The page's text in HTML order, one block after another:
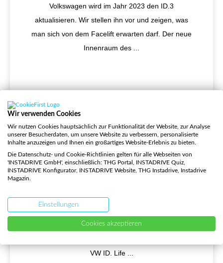
Volkswagen wird im Jahr 2023 den ID.3
aktualisieren. Wir stellen ihn vor und zeigen, was
man sich von dem Facelift erwarten darf. Der neue
Innenraum des
VW ID. Life, Cupra UrbanRebel, Škoda Citigo-
Nachfolger, Modellnamen VW, Cupra und Škoda, VW
VW ID. Life
Wir verwenden Cookies
Wir nutzen Cookies hauptsächlich zur Funktionalität der Website, zur Analyse
unserer Besucherdaten, um unsere Website zu verbessern, personalisierte
Inhalte anzuzeigen und Ihnen ein großartiges Website-Erlebnis zu bieten.
Die Datenschutz- und Cookie-Richtlinien gelten für alle Webseiten von
'INSTADRIVE GmbH', einschließlich: THG Portal, INSTADRIVE Quiz,
INSTADRIVE Konfigurator, INSTADRIVE Website, THG Instadrive, Instadrive
Magazin.
Einstellungen
Cookies akzeptieren